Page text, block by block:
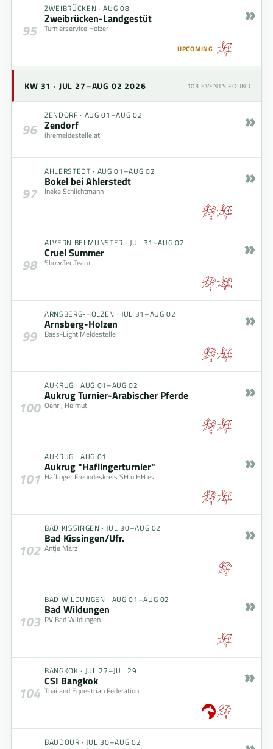
95
ZWEIBRÜCKEN ·AUG 08
Zweibrücken-Landgestüt
Turnierservice Holzer
UPCOMING
»
KW 31 · JUL 27–AUG 02 2026 103 EVENTS FOUND
96
ZENDORF · AUG 01–AUG 02
Zendorf
ihremeldestelle.at
»
97
AHLERSTEDT · AUG 01–AUG 02
Bokel bei Ahlerstedt
Ineke Schlichtmann
»
98
ALVERN BEI MUNSTER · JUL 31–AUG 02
Cruel Summer
Show.Tec.Team
»
99
ARNSBERG-HOLZEN · JUL 31–AUG 02
Arnsberg-Holzen
Bass-Light Meldestelle
»
100
AUKRUG · AUG 01–AUG 02
Aukrug Turnier-Arabischer Pferde
Oehrl, Helmut
»
101
AUKRUG · AUG 01
Aukrug "Haflingerturnier"
Haflinger Freundeskreis SH u.HH ev
»
102
BAD KISSINGEN · JUL 30–AUG 02
Bad Kissingen/Ufr.
Antje März
»
103
BAD WILDUNGEN · AUG 01–AUG 02
Bad Wildungen
RV Bad Wildungen
»
104
BANGKOK · JUL 27–JUL 29
CSI Bangkok
Thailand Equestrian Federation
»
BAUDOUR · JUL 30–AUG 02